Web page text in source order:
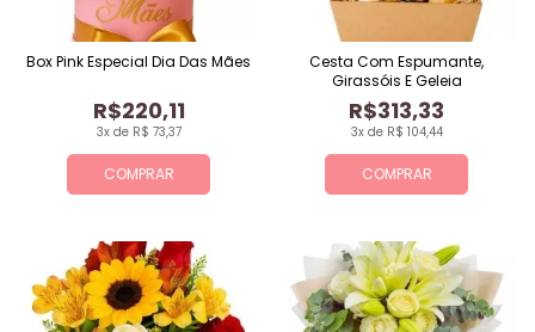
COMPRAR
3x de R$ 73,37
R$220,11
Box Pink Especial Dia Das Mães
COMPRAR
3x de R$ 104,44
R$313,33
Cesta Com Espumante,
Girassóis E Geleia